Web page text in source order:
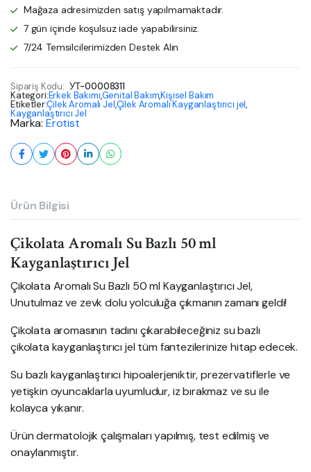
Mağaza adresimizden satış yapılmamaktadır.
7 gün içinde koşulsuz iade yapabilirsiniz.
7/24 Temsilcilerimizden Destek Alın
Sipariş Kodu: УТ-00008311
Kategori:Erkek Bakımı,Genital Bakım,Kişisel Bakım
Etiketler:Çilek Aromalı Jel,Çilek Aromalı Kayganlaştırıcı jel,
Kayganlaştırıcı Jel
Marka: Erotist
Ürün Bilgisi
Çikolata Aromalı Su Bazlı 50 ml
Kayganlaştırıcı Jel
Çikolata Aromalı Su Bazlı 50 ml Kayganlaştırıcı Jel,
Unutulmaz ve zevk dolu yolculuğa çıkmanın zamanı geldi!
Çikolata aromasının tadını çıkarabileceğiniz su bazlı
çikolata kayganlaştırıcı jel tüm fantezilerinize hitap edecek.
Su bazlı kayganlaştırıcı hipoalerjeniktir, prezervatiflerle ve
yetişkin oyuncaklarla uyumludur, iz bırakmaz ve su ile
kolayca yıkanır.
Ürün dermatolojik çalışmaları yapılmış, test edilmiş ve
onaylanmıştır.